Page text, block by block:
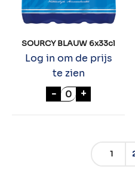
SOURCY BLAUW 6x33cl
Log in om de prijs
te zien
- SOURCY
+
1